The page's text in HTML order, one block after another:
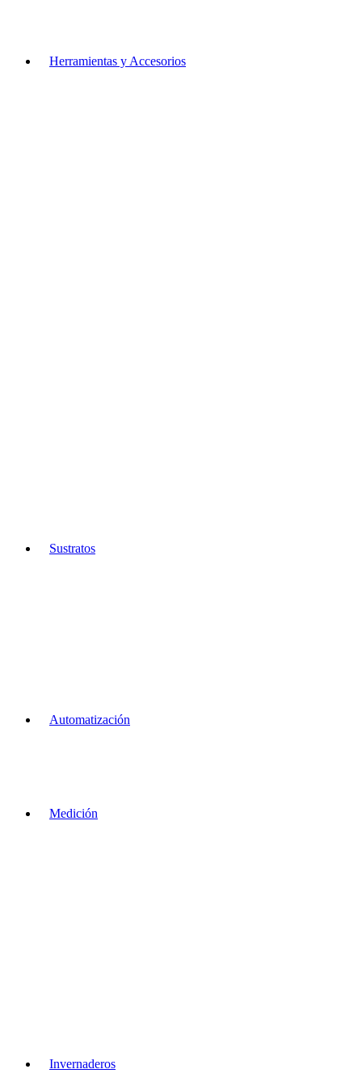
Herramientas y Accesorios
Sustratos
Automatización
Medición
Invernaderos